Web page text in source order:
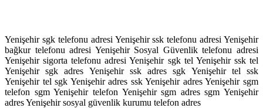
Yenişehir sgk telefonu adresi Yenişehir ssk telefonu adresi Yenişehir
bağkur telefonu adresi Yenişehir Sosyal Güvenlik telefonu adresi
Yenişehir sigorta telefonu adresi Yenişehir sgk tel Yenişehir ssk tel
Yenişehir sgk adres Yenişehir ssk adres sgk Yenişehir tel ssk
Yenişehir tel sgk Yenişehir adres ssk Yenişehir adres Yenişehir sgm
telefon sgm Yenişehir telefon Yenişehir sgm adres sgm Yenişehir
adres Yenişehir sosyal güvenlik kurumu telefon adres